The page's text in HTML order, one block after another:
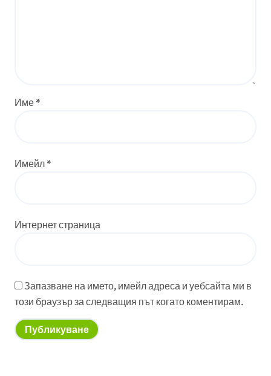
Име *
Имейл *
Интернет страница
Запазване на името, имейл адреса и уебсайта ми в
този браузър за следващия път когато коментирам.